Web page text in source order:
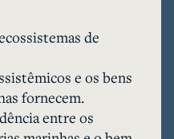
de
e os bens
fornecem.
entre os